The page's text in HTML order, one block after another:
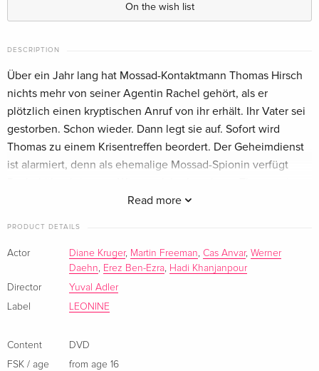
French
Italian
Blu-ray + DVD
Italian
Sold out
On the wish list
DESCRIPTION
Read more
Über ein Jahr lang hat Mossad-Kontaktmann Thomas Hirsch
nichts mehr von seiner Agentin Rachel gehört, als er
plötzlich einen kryptischen Anruf von ihr erhält. Ihr Vater sei
gestorben. Schon wieder. Dann legt sie auf. Sofort wird
Thomas zu einem Krisentreffen beordert. Der Geheimdienst
ist alarmiert, denn als ehemalige Mossad-Spionin verfügt
auf immer gefährlichere Missionen geschickt, bis sie sich in
während er zugleich versucht, sie zu beschützen.
Diane Kruger und Martin Freeman brillieren in diesem
fesselnden Spionagethriller um Loyalität und Liebe. Das
English Teacher" von Yiftach Reicher Atir, einem ehemaligen
israelischen Geheimdienstmitarbeiter, der aus erster Hand
PRODUCT DETAILS
Actor Diane Kruger, Martin Freeman, Cas Anvar, Werner
Daehn, Erez Ben-Ezra, Hadi Khanjanpour
Director
Yuval Adler
Label
LEONINE
Content
DVD
FSK / age
from age 16